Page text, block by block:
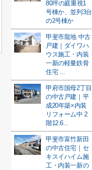
80坪の庭重視1
号棟か、並列3台
の2号棟か
甲斐市龍地 中古
戸建｜ダイワハ
ウス施工・内装
一新の軽量鉄骨
住宅 ...
甲府市国母2丁目
の中古戸建｜平
成20年築×内装
リフォーム中 2
階12.6...
甲斐市富竹新田
の中古住宅｜セ
キスイハイム施
工・内装一新の